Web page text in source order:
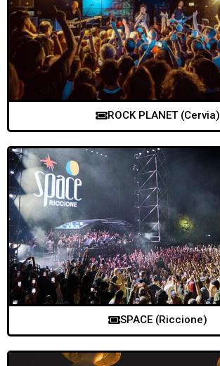
ROCK PLANET (Cervia)
SPACE (Riccione)